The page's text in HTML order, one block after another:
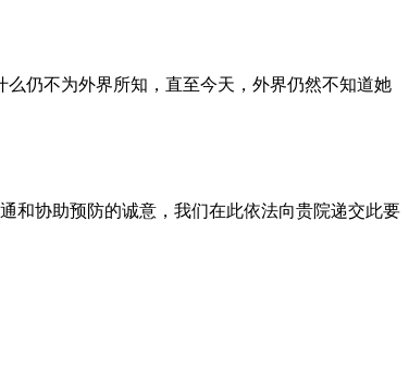
仍不为外界所知，直至今天，外界仍然不知道她
和协助预防的诚意，我们在此依法向贵院递交此要